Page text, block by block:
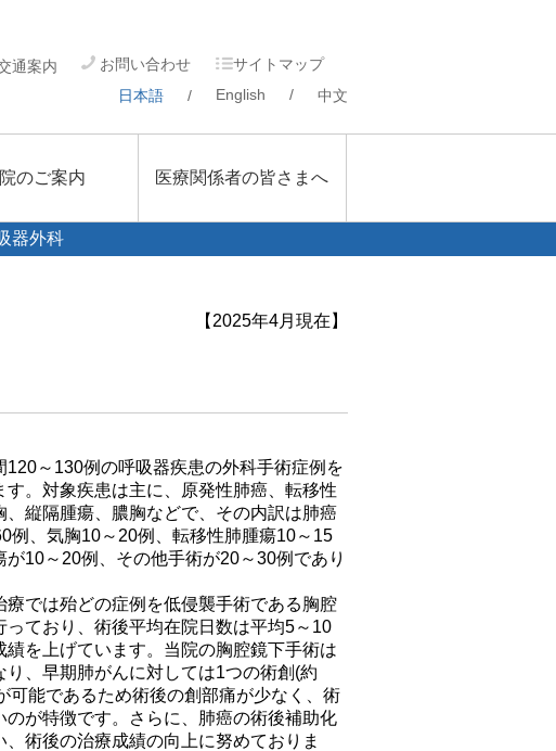
通案内 お問い合わせ
サイトマップ
日本語
/ English / 中文
のご案内 医療関係者の皆さまへ
器外科
【2025年4月現在】
120～130例の呼吸器疾患の外科手術症例を
す。対象疾患は主に、原発性肺癌、転移性
、縦隔腫瘍、膿胸などで、その内訳は肺癌
例、気胸10～20例、転移性肺腫瘍10～15
が10～20例、その他手術が20～30例であり
療では殆どの症例を低侵襲手術である胸腔
っており、術後平均在院日数は平均5～10
績を上げています。当院の胸腔鏡下手術は
り、早期肺がんに対しては1つの術創(約
可能であるため術後の創部痛が少なく、術
のが特徴です。さらに、肺癌の術後補助化
、術後の治療成績の向上に努めておりま